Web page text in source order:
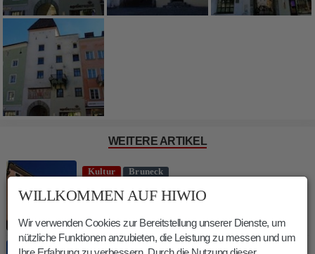
WEITERE ARTIKEL
Kultur Bruneck
Michael Pachers Wohnhaus und Werkstätte
in Bruneck
Kultur Bruneck
WILLKOMMEN AUF HIWIO
Wir verwenden Cookies zur Bereitstellung unserer Dienste, um
nützliche Funktionen anzubieten, die Leistung zu messen und um